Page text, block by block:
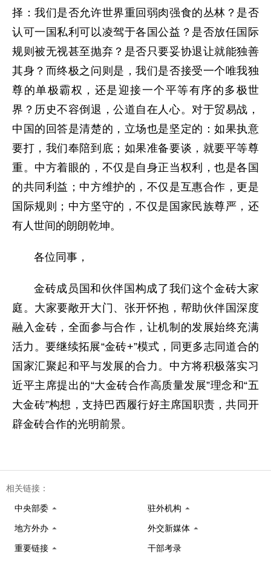
择：我们是否允许世界重回弱肉强食的丛林？是否
认可一国私利可以凌驾于各国公益？是否放任国际
规则被无视甚至抛弃？是否只要妥协退让就能独善
其身？而终极之问则是，我们是否接受一个唯我独
尊的单极霸权，还是迎接一个平等有序的多极世
界？历史不容倒退，公道自在人心。对于贸易战，
中国的回答是清楚的，立场也是坚定的：如果执意
要打，我们奉陪到底；如果准备要谈，就要平等尊
重。中方着眼的，不仅是自身正当权利，也是各国
的共同利益；中方维护的，不仅是互惠合作，更是
国际规则；中方坚守的，不仅是国家民族尊严，还
有人世间的朗朗乾坤。
各位同事，
金砖成员国和伙伴国构成了我们这个金砖大家
庭。大家要敞开大门、张开怀抱，帮助伙伴国深度
融入金砖，全面参与合作，让机制的发展始终充满
活力。要继续拓展“金砖+”模式，同更多志同道合的
国家汇聚起和平与发展的合力。中方将积极落实习
近平主席提出的“大金砖合作高质量发展”理念和“五
大金砖”构想，支持巴西履行好主席国职责，共同开
辟金砖合作的光明前景。
相关链接：
中央部委 驻外机构
地方外办 外交新媒体
重要链接 干部考录